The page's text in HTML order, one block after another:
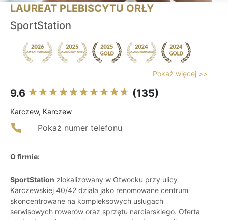
LAUREAT PLEBISCYTU ORŁY
SportStation
Pokaż więcej >>
9.6 (135)
Karczew, Karczew
Pokaż numer telefonu
O firmie:
SportStation zlokalizowany w Otwocku przy ulicy
Karczewskiej 40/42 działa jako renomowane centrum
skoncentrowane na kompleksowych usługach
serwisowych rowerów oraz sprzętu narciarskiego. Oferta